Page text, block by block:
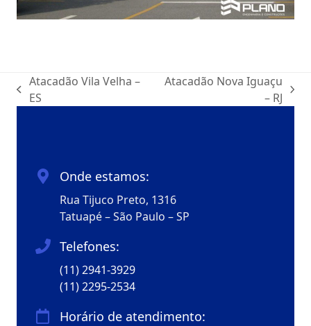
Atacadão Vila Velha –
ES
Atacadão Nova Iguaçu
– RJ
Onde estamos:
Rua Tijuco Preto, 1316
Tatuapé – São Paulo – SP
Telefones:
(11) 2941-3929
(11) 2295-2534
Horário de atendimento: